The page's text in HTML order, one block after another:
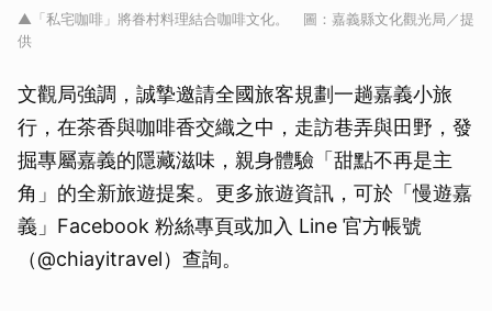
▲「私宅咖啡」將眷村料理結合咖啡文化。 圖：嘉義縣文化觀光局／提
供
文觀局強調，誠摯邀請全國旅客規劃一趟嘉義小旅
行，在茶香與咖啡香交織之中，走訪巷弄與田野，發
掘專屬嘉義的隱藏滋味，親身體驗「甜點不再是主
角」的全新旅遊提案。更多旅遊資訊，可於「慢遊嘉
義」Facebook 粉絲專頁或加入 Line 官方帳號
（@chiayitravel）查詢。